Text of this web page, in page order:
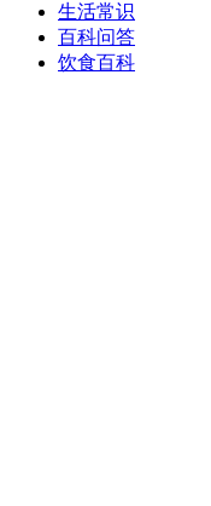
生活常识
百科问答
饮食百科